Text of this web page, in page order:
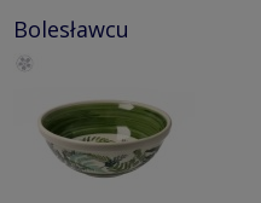
Bolesławcu